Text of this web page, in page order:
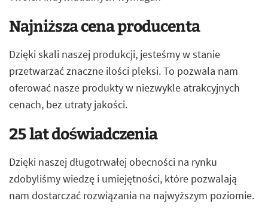
Najniższa cena producenta
Dzięki skali naszej produkcji, jesteśmy w stanie
przetwarzać znaczne ilości pleksi. To pozwala nam
oferować nasze produkty w niezwykle atrakcyjnych
cenach, bez utraty jakości.
25 lat doświadczenia
Dzięki naszej długotrwałej obecności na rynku
zdobyliśmy wiedzę i umiejętności, które pozwalają
nam dostarczać rozwiązania na najwyższym poziomie.